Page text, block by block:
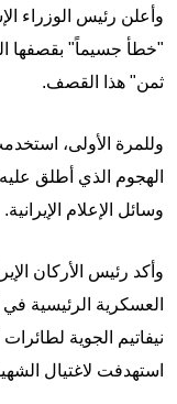
وأعلن رئيس الوزراء
"خطأ جسيماً" بقصفها
ثمن" هذا القصف.
وللمرة الأولى،
وسائل الإعلام الإيرانية.
وأكد رئيس الأركان
العسكرية الرئيسية
استهدفت لاغتيال